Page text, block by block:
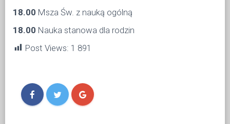
18.00 Msza Św. z nauką ogólną
18.00 Nauka stanowa dla rodzin
Post Views: 1 891